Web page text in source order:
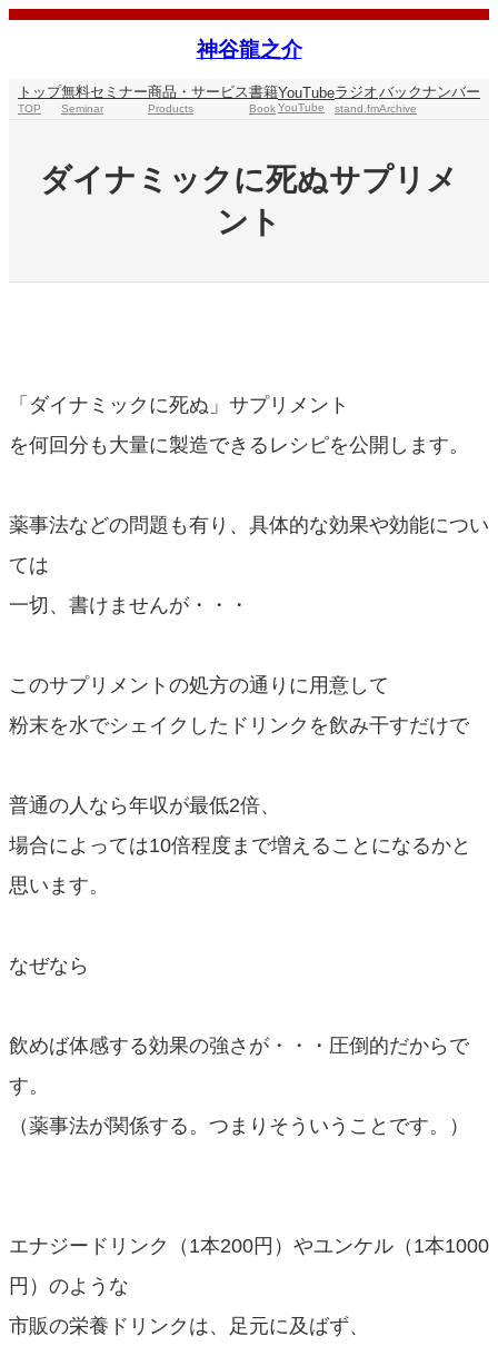
内
キ
神谷龍之介
トップ
TOP
無料セミナー
Seminar
商品・サービス
Products
書籍
Book
YouTube
YouTube
ラジオ
stand.fm
バックナンバー
Archive
ダイナミックに死ぬサプリメ
ント
「ダイナミックに死ぬ」サプリメント
を何回分も大量に製造できるレシピを公開します。
薬事法などの問題も有り、具体的な効果や効能につい
ては
一切、書けませんが・・・
このサプリメントの処方の通りに用意して
粉末を水でシェイクしたドリンクを飲み干すだけで
普通の人なら年収が最低2倍、
場合によっては10倍程度まで増えることになるかと
思います。
なぜなら
飲めば体感する効果の強さが・・・圧倒的だからで
す。
（薬事法が関係する。つまりそういうことです。）
エナジードリンク（1本200円）やユンケル（1本1000
円）のような
市販の栄養ドリンクは、足元に及ばず、